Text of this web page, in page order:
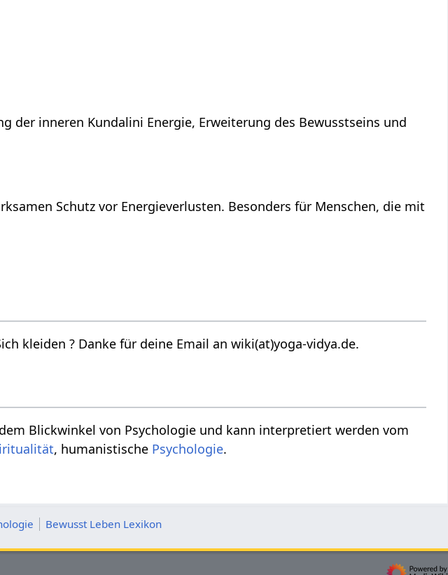
der inneren Kundalini Energie, Erweiterung des Bewusstseins und
Schutz vor Energieverlusten. Besonders für Menschen, die mit
Willst du mithelfen beim Ausbau dieses Artikels zu Sich kleiden‏‎ ? Danke für deine Email an wiki(at)yoga-vidya.de.
, humanistische Psychologie.
Bewusst Leben Lexikon